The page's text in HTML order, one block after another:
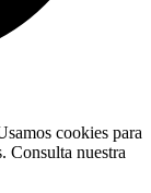
cookies para
Consulta nuestra